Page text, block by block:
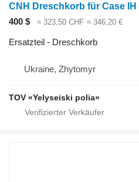
400 $ ≈ 323,50 CHF ≈ 346,20 €
Ersatzteil - Dreschkorb
Ukraine, Zhytomyr
TOV «Yelyseiski polia»